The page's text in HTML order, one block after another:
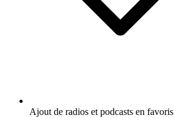
Ajout de radios et podcasts en favoris